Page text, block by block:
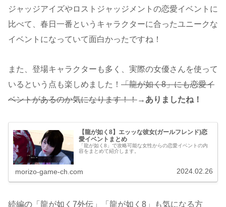
ジャッジアイズやロストジャッジメントの恋愛イベントに
比べて、春日一番というキャラクターに合ったユニークな
イベントになっていて面白かったですね！
また、登場キャラクターも多く、実際の女優さんを使って
いるという点も楽しめました！ 「龍が如く8」にも恋愛イ
ベントがあるのか気になります！！→ありましたね！
【龍が如く8】エッッな彼女(ガールフレンド)恋
愛イベントまとめ
「龍が如く8」で攻略可能な女性からの恋愛イベントの内
容をまとめて紹介します。
morizo-game-ch.com 2024.02.26
続編の「龍が如く7外伝」「龍が如く8」も気になる方